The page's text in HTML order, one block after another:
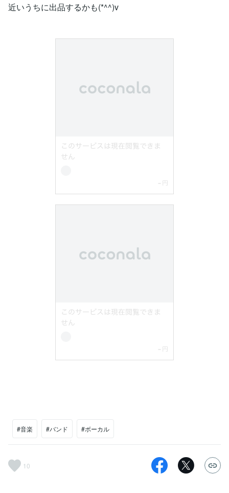
近いうちに出品するかも(*^^)v
#音楽 #バンド #ボーカル
10